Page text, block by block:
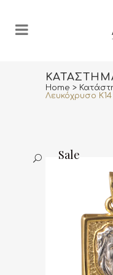
Home >
Λευκόχρυσο
Sale